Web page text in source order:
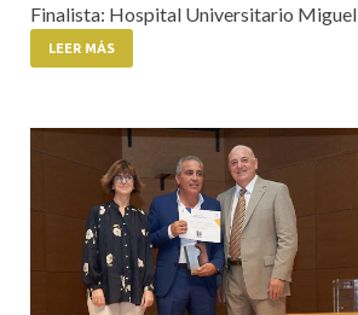
Finalista: Hospital Universitario
LEER MÁS